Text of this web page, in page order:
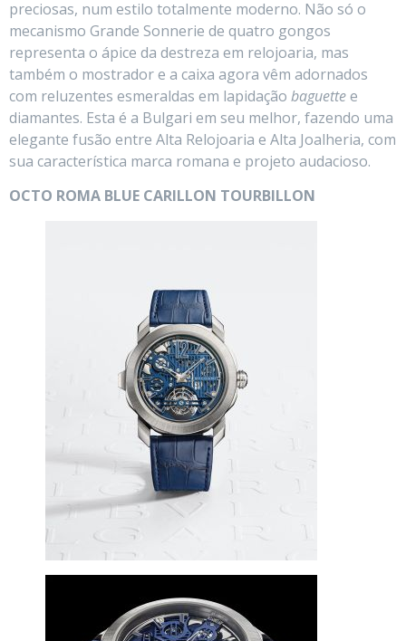
preciosas, num estilo totalmente moderno. Não só o
mecanismo Grande Sonnerie de quatro gongos
representa o ápice da destreza em relojoaria, mas
também o mostrador e a caixa agora vêm adornados
com reluzentes esmeraldas em lapidação baguettee
diamantes. Esta é a Bulgari em seu melhor, fazendo uma
elegante fusão entre Alta Relojoaria e Alta Joalheria, com
sua característica marca romana e projeto audacioso.
OCTO ROMA BLUE CARILLON TOURBILLON